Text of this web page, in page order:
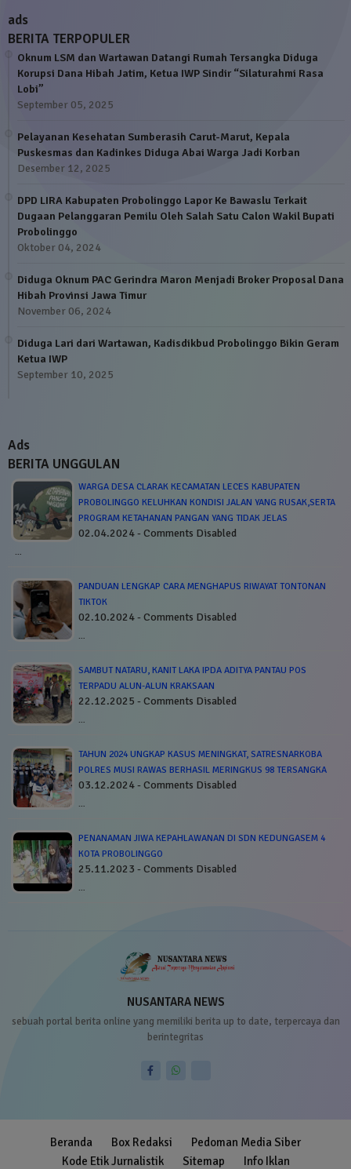
ads
BERITA TERPOPULER
Oknum LSM dan Wartawan Datangi Rumah Tersangka Diduga
Korupsi Dana Hibah Jatim, Ketua IWP Sindir “Silaturahmi Rasa
Lobi”
September 05, 2025
Pelayanan Kesehatan Sumberasih Carut-Marut, Kepala
Puskesmas dan Kadinkes Diduga Abai Warga Jadi Korban
Desember 12, 2025
DPD LIRA Kabupaten Probolinggo Lapor Ke Bawaslu Terkait
Dugaan Pelanggaran Pemilu Oleh Salah Satu Calon Wakil Bupati
Probolinggo
Oktober 04, 2024
Diduga Oknum PAC Gerindra Maron Menjadi Broker Proposal Dana
Hibah Provinsi Jawa Timur
November 06, 2024
Diduga Lari dari Wartawan, Kadisdikbud Probolinggo Bikin Geram
Ketua IWP
September 10, 2025
Ads
BERITA UNGGULAN
WARGA DESA CLARAK KECAMATAN LECES KABUPATEN
PROBOLINGGO KELUHKAN KONDISI JALAN YANG RUSAK,SERTA
PROGRAM KETAHANAN PANGAN YANG TIDAK JELAS
02.04.2024 - Comments Disabled
…
PANDUAN LENGKAP CARA MENGHAPUS RIWAYAT TONTONAN
TIKTOK
02.10.2024 - Comments Disabled
…
SAMBUT NATARU, KANIT LAKA IPDA ADITYA PANTAU POS
TERPADU ALUN-ALUN KRAKSAAN
22.12.2025 - Comments Disabled
…
TAHUN 2024 UNGKAP KASUS MENINGKAT, SATRESNARKOBA
POLRES MUSI RAWAS BERHASIL MERINGKUS 98 TERSANGKA
03.12.2024 - Comments Disabled
…
PENANAMAN JIWA KEPAHLAWANAN DI SDN KEDUNGASEM 4
KOTA PROBOLINGGO
25.11.2023 - Comments Disabled
…
NUSANTARA NEWS
sebuah portal berita online yang memiliki berita up to date, terpercaya dan
berintegritas
Beranda Box Redaksi
Pedoman Media Siber
Kode Etik Jurnalistik
Sitemap Info Iklan